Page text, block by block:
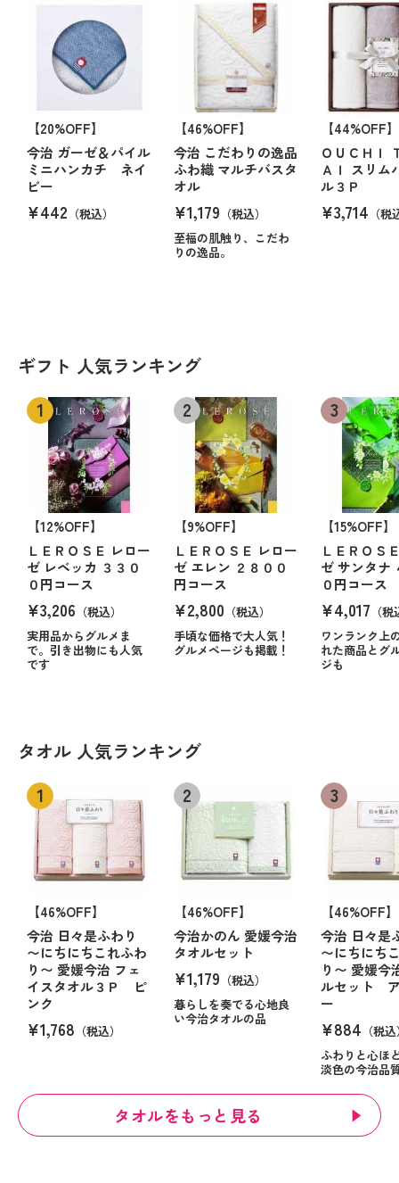
【20%OFF】
今治 ガーゼ＆パイル
ミニハンカチ ネイ
ビー
¥442 （税込）
【46%OFF】
今治 こだわりの逸品
ふわ織 マルチバスタ
オル
¥1,179 （税込）
至福の肌触り、こだわ
りの逸品。
【44%OFF】
ＯＵＣＨＩ
ＡＩ スリム
ル３Ｐ
¥3,714 （税
ギフト 人気ランキング
【12%OFF】
ＬＥＲＯＳＥ レロー
ゼ レベッカ ３３０
０円コース
¥3,206 （税込）
実用品からグルメま
で。引き出物にも人気
です
【9%OFF】
ＬＥＲＯＳＥ レロー
ゼ エレン ２８００
円コース
¥2,800 （税込）
手頃な価格で大人気！
グルメページも掲載！
【15%OFF】
ＬＥＲＯＳ
ゼ サンタナ
０円コース
¥4,017 （
ワンランク上
れた商品とグ
ジも
タオル 人気ランキング
【46%OFF】
今治 日々是ふわり
〜にちにちこれふわ
り〜 愛媛今治 フェ
イスタオル３Ｐ ピ
ンク
¥1,768 （税込）
【46%OFF】
今治かのん 愛媛今治
タオルセット
¥1,179 （税込）
暮らしを奏でる心地良
い今治タオルの品
【46%OFF】
今治 日々是
〜にちにち
り〜 愛媛今
ルセット
ー
¥884 （税
ふわりと心ほ
淡色の今治品
タオルをもっと見る